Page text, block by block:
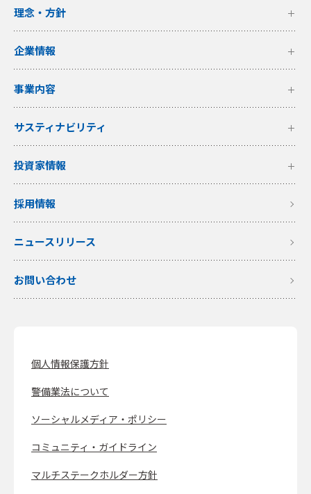
理念・方針
企業情報
事業内容
サスティナビリティ
投資家情報
採用情報
ニュースリリース
お問い合わせ
個人情報保護方針
警備業法について
ソーシャルメディア・ポリシー
コミュニティ・ガイドライン
マルチステークホルダー方針